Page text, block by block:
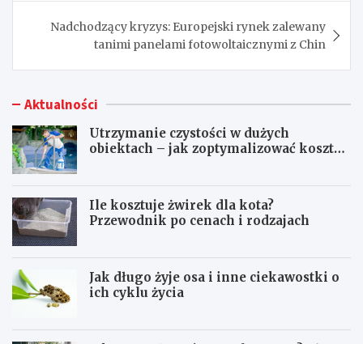
Nadchodzący kryzys: Europejski rynek zalewany
tanimi panelami fotowoltaicznymi z Chin
Aktualności
Utrzymanie czystości w dużych
obiektach – jak zoptymalizować koszty
Ile kosztuje żwirek dla kota?
Przewodnik po cenach i rodzajach
Jak długo żyje osa i inne ciekawostki o
ich cyklu życia